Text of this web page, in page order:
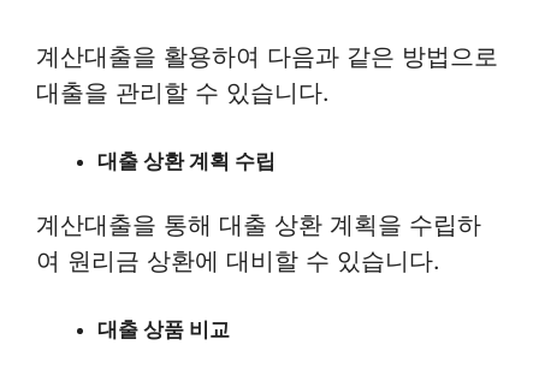
계산대출을 활용하여 다음과 같은 방법으로
대출을 관리할 수 있습니다.
대출 상환 계획 수립
계산대출을 통해 대출 상환 계획을 수립하
여 원리금 상환에 대비할 수 있습니다.
대출 상품 비교